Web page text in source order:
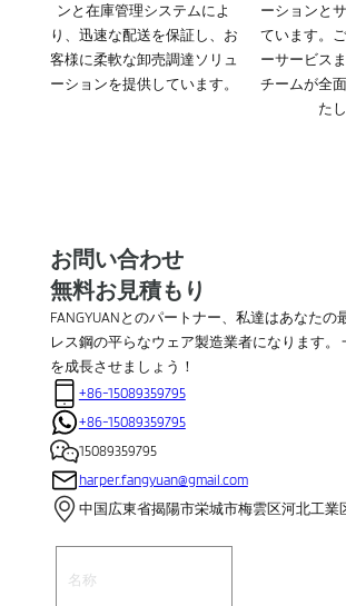
ンと在庫管理システムによ
り、迅速な配送を保証し、お
客様に柔軟な卸売調達ソリュ
ーションを提供しています。
ーションと
ています。
ーサービス
チームが全
た
お問い合わせ
無料お見積もり
FANGYUANとのパートナー、私達はあなたの
レス鋼の平らなウェア製造業者になります。
を成長させましょう！
+86-15089359795
+86-15089359795
15089359795
harper.fangyuan@gmail.com
中国広東省揭陽市栄城市梅雲区河北工業